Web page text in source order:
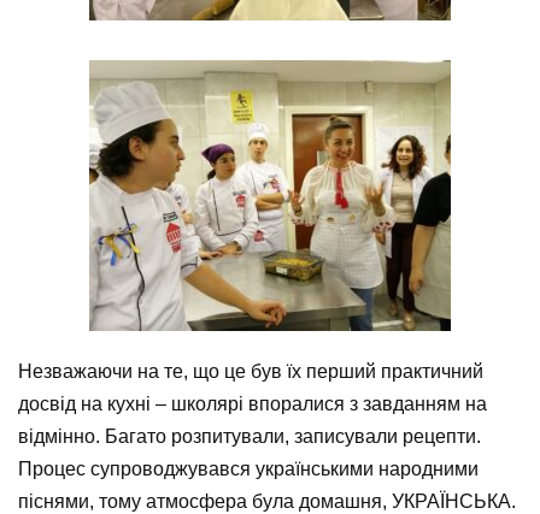
Незважаючи на те, що це був їх перший практичний
досвід на кухні – школярі впоралися з завданням на
відмінно. Багато розпитували, записували рецепти.
Процес супроводжувався українськими народними
піснями, тому атмосфера була домашня, УКРАЇНСЬКА.